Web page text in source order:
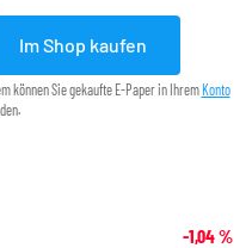
Im Shop kaufen
können Sie gekaufte E-Paper in Ihrem Konto
-1,04%